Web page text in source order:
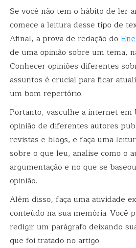
Se você não tem o hábito de ler
comece a leitura desse tipo de
Afinal, a prova de redação do
de uma opinião sobre um tema,
Conhecer opiniões diferentes
assuntos é crucial para ficar
um bom repertório.
Portanto, vasculhe a internet em
opinião de diferentes autores
revistas e blogs, e faça uma
sobre o que leu, analise como o
argumentação e no que se
opinião.
Além disso, faça uma atividade
conteúdo na sua memória. Você
redigir um parágrafo deixando
que foi tratado no artigo.